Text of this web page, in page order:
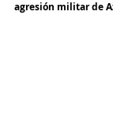
agresión militar de